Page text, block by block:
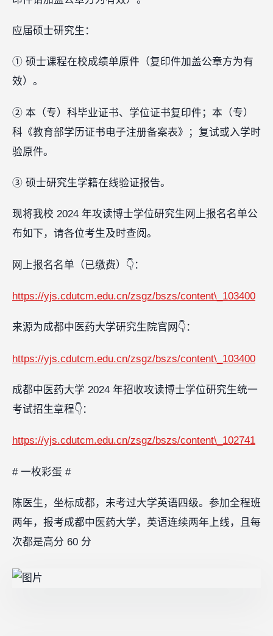
应届硕士研究生：
① 硕士课程在校成绩单原件（复印件加盖公章方为有
效）。
② 本（专）科毕业证书、学位证书复印件；本（专）
科《教育部学历证书电子注册备案表》；复试或入学时
验原件。
③ 硕士研究生学籍在线验证报告。
现将我校 2024 年攻读博士学位研究生网上报名名单公
布如下，请各位考生及时查阅。
网上报名名单（已缴费）👇：
https://yjs.cdutcm.edu.cn/zsgz/bszs/content\_103400
来源为成都中医药大学研究生院官网👇：
https://yjs.cdutcm.edu.cn/zsgz/bszs/content\_103400
成都中医药大学 2024 年招收攻读博士学位研究生统一
考试招生章程👇：
https://yjs.cdutcm.edu.cn/zsgz/bszs/content\_102741
# 一枚彩蛋 #
陈医生，坐标成都，未考过大学英语四级。参加全程班
两年，报考成都中医药大学，英语连续两年上线，且每
次都是高分 60 分